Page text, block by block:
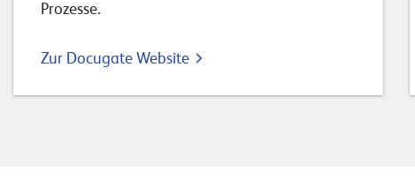
Prozesse.
Zur Docugate Website